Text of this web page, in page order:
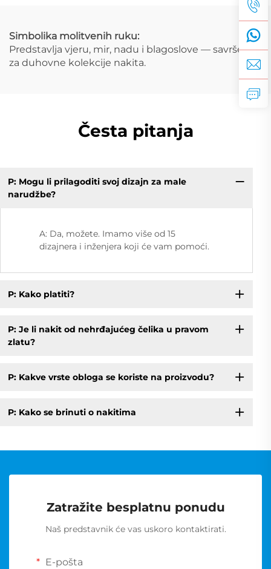
Simbolika molitvenih ruku:
Predstavlja vjeru, mir, nadu i blagoslove — savršeno
za duhovne kolekcije nakita.
Česta pitanja
P: Mogu li prilagoditi svoj dizajn za male
narudžbe?
A: Da, možete. Imamo više od 15
dizajnera i inženjera koji će vam pomoći.
P: Kako platiti?
P: Je li nakit od nehrđajućeg čelika u pravom
zlatu?
P: Kakve vrste obloga se koriste na proizvodu?
P: Kako se brinuti o nakitima
Zatražite besplatnu ponudu
Naš predstavnik će vas uskoro kontaktirati.
E-pošta